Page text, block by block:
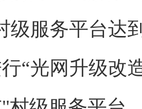
级服务平台达
“光网升级改